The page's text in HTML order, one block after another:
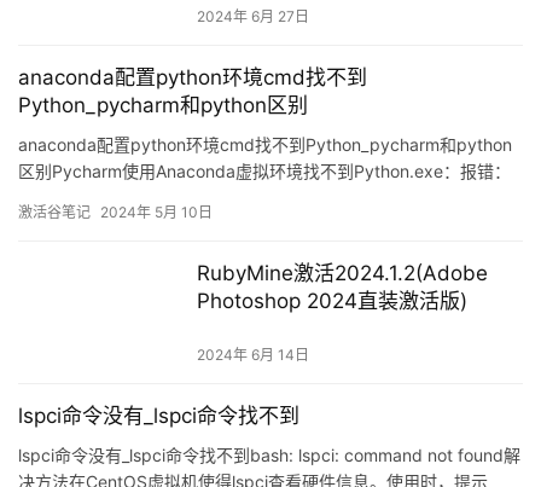
2024年 6月 27日
anaconda配置python环境cmd找不到
Python_pycharm和python区别
anaconda配置python环境cmd找不到Python_pycharm和python
区别Pycharm使用Anaconda虚拟环境找不到Python.exe：报错：
executable is not found”错误是因为PyCharm
激活谷笔记 2024年 5月 10日
RubyMine激活2024.1.2(Adobe
Photoshop 2024直装激活版)
2024年 6月 14日
lspci命令没有_lspci命令找不到
lspci命令没有_lspci命令找不到bash: lspci: command not found解
决方法在CentOS虚拟机使得lspci查看硬件信息。使用时，提示